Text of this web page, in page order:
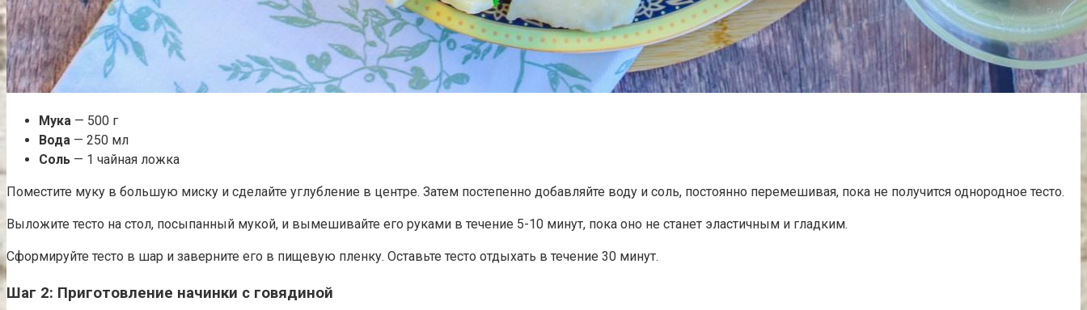
Мука — 500 г
Вода — 250 мл
Соль — 1 чайная ложка
Поместите муку в большую миску и сделайте углубление в центре. Затем постепенно добавляйте воду и соль, постоянно перемешивая, пока не получится однородное тесто.
Выложите тесто на стол, посыпанный мукой, и вымешивайте его руками в течение 5-10 минут, пока оно не станет эластичным и гладким.
Сформируйте тесто в шар и заверните его в пищевую пленку. Оставьте тесто отдыхать в течение 30 минут.
Шаг 2: Приготовление начинки с говядиной